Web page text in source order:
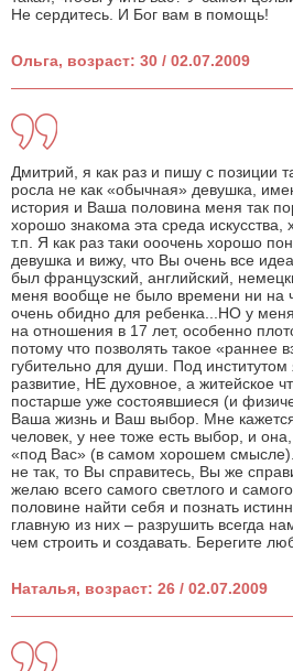
Не сердитесь. И Бог вам в помощь!
Ольга, возраст: 30 / 02.07.2009
Дмитрий, я как раз и пишу с позиции
росла не как «обычная» девушка,
история и Ваша половина меня так
хорошо знакома эта среда искусства,
т.п. Я как раз таки ооочень хорошо
девушка и вижу, что Вы очень все
был французский, английский,
меня вообще не было времени ни на
очень обидно для ребенка...НО у
на отношения в 17 лет, особенно
потому что позволять такое «раннее
губительно для души. Под
развитие, НЕ духовное, а житейское
постарше уже состоявшиеся (и
Ваша жизнь и Ваш выбор. Мне
человек, у нее тоже есть выбор, и
«под Вас» (в самом хорошем
не так, то Вы справитесь, Вы же
желаю всего самого светлого и
половине найти себя и познать
главную из них – разрушить всегда
чем строить и создавать. Берегите
Наталья, возраст: 26 / 02.07.2009